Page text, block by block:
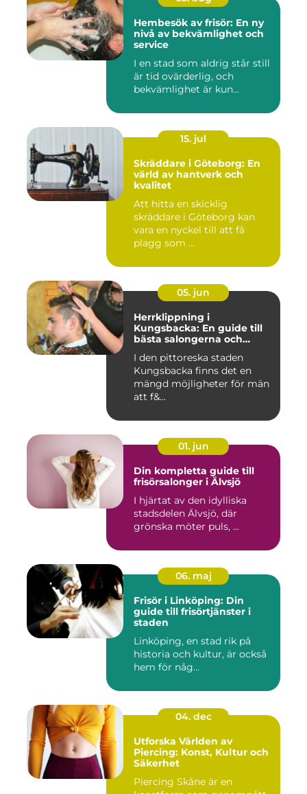
Hembesök av frisör: En ny
nivå av bekvämlighet och
service
I en stad som aldrig står still
är tid ovärderlig, och
bekvämlighet är kun...
15. jul
Skräddare i Göteborg: En
värld av hantverk och
kvalitet
Att hitta en skicklig
skräddare i Göteborg kan
vara en nyckel till att få
plagg som ...
05. jun
Herrklippning i
Kungsbacka: En guide till
bästa salongerna och
I den pittoreska staden
Kungsbacka finns det en
mängd möjligheter för män
att f&...
01. jun
Din kompletta guide till
frisörsalonger i Älvsjö
I hjärtat av den idylliska
stadsdelen Älvsjö, där
grönska möter puls, ...
06. maj
Frisör i Linköping: Din
guide till frisörtjänster i
staden
Linköping, en stad rik på
historia och kultur, är också
hem för någ...
04. dec
Utforska Världen av
Piercing: Konst, Kultur och
Säkerhet
Piercing Skåne är en